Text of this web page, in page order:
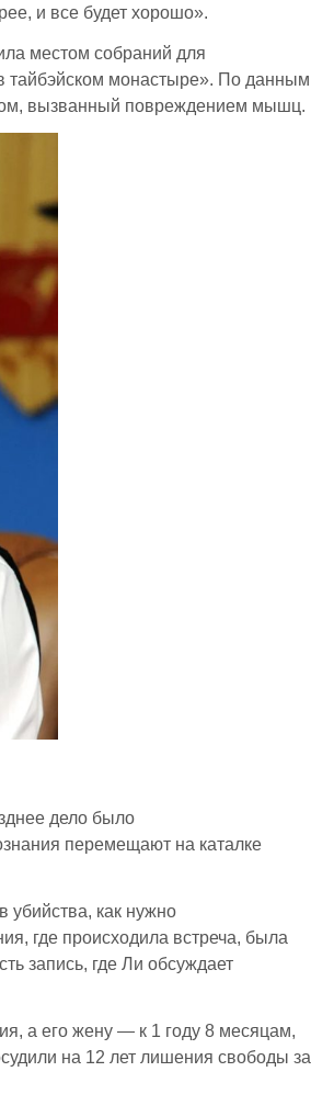
и все будет хорошо».
местом собраний для
тайбэйском монастыре». По данным
вызванный повреждением мышц.
дело было
перемещают на каталке
убийства, как нужно
где происходила встреча, была
запись, где Ли обсуждает
а его жену — к 1 году 8 месяцам,
на 12 лет лишения свободы за